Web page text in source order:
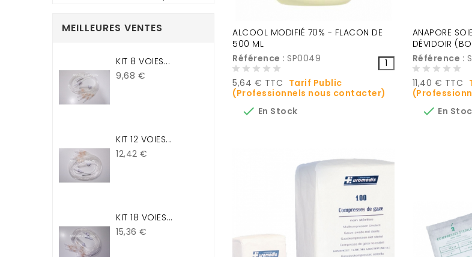
MEILLEURES VENTES
KIT 8 VOIES...
Prix
9,68 €
KIT 12 VOIES...
Prix
12,42 €
KIT 18 VOIES...
Prix
15,36 €
ALCOOL MODIFIÉ 70% - FLACON DE
500 ML
Référence : SP0049
Prix
5,64 € TTC Tarif Public
(Professionnels nous contacter)
 En Stock
ANAPORE
DÉVIDOIR
Référence :
Prix
11,40 € TTC
 En